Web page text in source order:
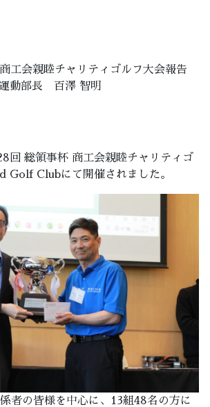
工会親睦チャリティゴルフ大会報告
動部長 百澤 智明
回 総領事杯 商工会親睦チャリティゴ
Golf Clubにて開催されました。
者の皆様を中心に、13組48名の方に